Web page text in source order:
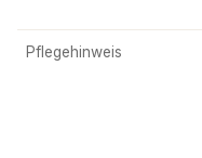
Pflegehinweis